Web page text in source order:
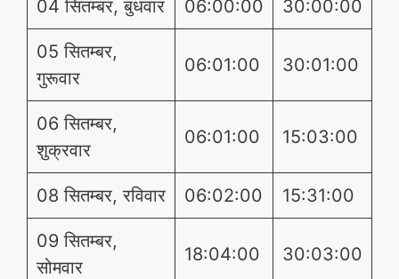
04 सितम्बर, बुधवार 06:00:00 30:00:00
05 सितम्बर,
गुरूवार
06:01:00 30:01:00
06 सितम्बर,
शुक्रवार
06:01:00 15:03:00
08 सितम्बर, रविवार 06:02:00 15:31:00
09 सितम्बर,
सोमवार
18:04:00 30:03:00